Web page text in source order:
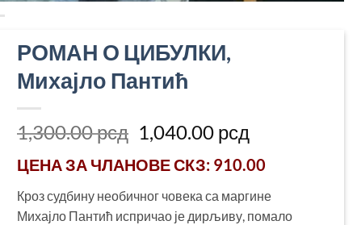
РОМАН О ЦИБУЛКИ,
Михајло Пантић
1,300.00рсд Оригинална
је
била:
1,300.00 рсд.
1,040.00 рсд
цена
је:
1,040.00 рсд.
ЦЕНА ЗА ЧЛАНОВЕ СКЗ: 910.00
Кроз судбину необичног човека са маргине
Михајло Пантић испричао је дирљиву, помало